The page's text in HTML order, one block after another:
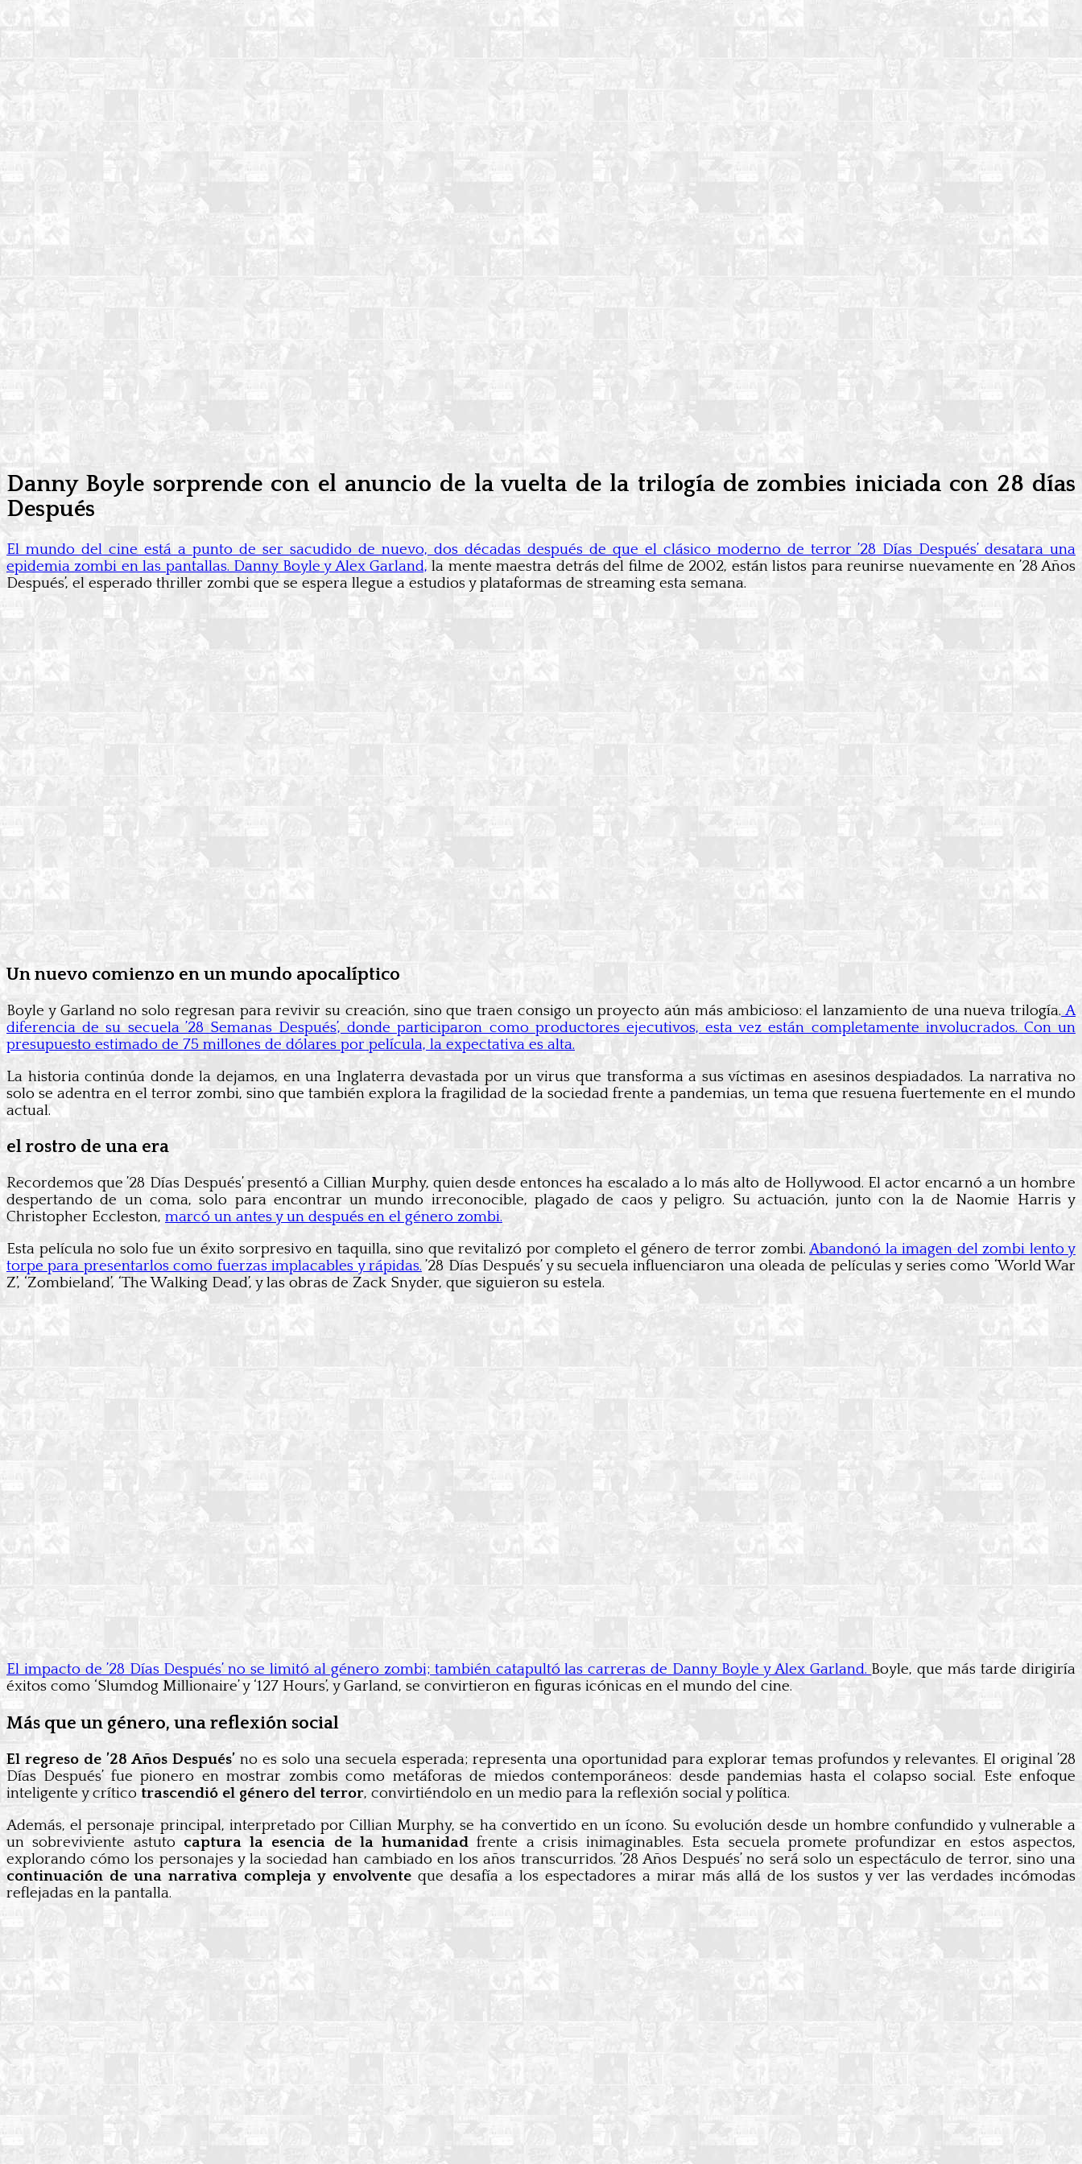
Danny Boyle sorprende con el anuncio de la vuelta de la trilogía de zombies iniciada con 28 días
Después
El mundo del cine está a punto de ser sacudido de nuevo, dos décadas después de que el clásico moderno de terror ’28 Días Después’ desatara una
epidemia zombi en las pantallas. Danny Boyle y Alex Garland, la mente maestra detrás del filme de 2002, están listos para reunirse nuevamente en ’28 Años
Después’, el esperado thriller zombi que se espera llegue a estudios y plataformas de streaming esta semana.
Un nuevo comienzo en un mundo apocalíptico
Boyle y Garland no solo regresan para revivir su creación, sino que traen consigo un proyecto aún más ambicioso: el lanzamiento de una nueva trilogía. A
diferencia de su secuela ’28 Semanas Después’, donde participaron como productores ejecutivos, esta vez están completamente involucrados. Con un
presupuesto estimado de 75 millones de dólares por película, la expectativa es alta.
La historia continúa donde la dejamos, en una Inglaterra devastada por un virus que transforma a sus víctimas en asesinos despiadados. La narrativa no
solo se adentra en el terror zombi, sino que también explora la fragilidad de la sociedad frente a pandemias, un tema que resuena fuertemente en el mundo
actual.
el rostro de una era
Recordemos que ’28 Días Después’ presentó a Cillian Murphy, quien desde entonces ha escalado a lo más alto de Hollywood. El actor encarnó a un hombre
despertando de un coma, solo para encontrar un mundo irreconocible, plagado de caos y peligro. Su actuación, junto con la de Naomie Harris y
Christopher Eccleston, marcó un antes y un después en el género zombi.
Esta película no solo fue un éxito sorpresivo en taquilla, sino que revitalizó por completo el género de terror zombi. Abandonó la imagen del zombi lento y
torpe para presentarlos como fuerzas implacables y rápidas. ’28 Días Después’ y su secuela influenciaron una oleada de películas y series como ‘World War
Z’, ‘Zombieland’, ‘The Walking Dead’, y las obras de Zack Snyder, que siguieron su estela.
El impacto de ’28 Días Después’ no se limitó al género zombi; también catapultó las carreras de Danny Boyle y Alex Garland. Boyle, que más tarde dirigiría
éxitos como ‘Slumdog Millionaire’ y ‘127 Hours’, y Garland, se convirtieron en figuras icónicas en el mundo del cine.
Más que un género, una reflexión social
El regreso de ’28 Años Después’ no es solo una secuela esperada; representa una oportunidad para explorar temas profundos y relevantes. El original ’28
Días Después’ fue pionero en mostrar zombis como metáforas de miedos contemporáneos: desde pandemias hasta el colapso social. Este enfoque
inteligente y crítico trascendió el género del terror, convirtiéndolo en un medio para la reflexión social y política.
Además, el personaje principal, interpretado por Cillian Murphy, se ha convertido en un ícono. Su evolución desde un hombre confundido y vulnerable a
un sobreviviente astuto captura la esencia de la humanidad frente a crisis inimaginables. Esta secuela promete profundizar en estos aspectos,
explorando cómo los personajes y la sociedad han cambiado en los años transcurridos. ’28 Años Después’ no será solo un espectáculo de terror, sino una
continuación de una narrativa compleja y envolventeque desafía a los espectadores a mirar más allá de los sustos y ver las verdades incómodas
reflejadas en la pantalla.